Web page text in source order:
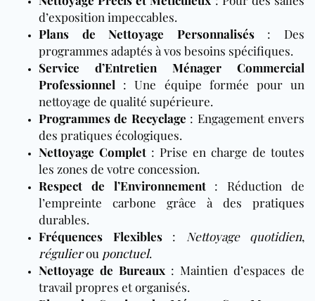
d’exposition impeccables.
Plans de Nettoyage Personnalisés: Des
programmes adaptés à vos besoins spécifiques.
Service d’Entretien Ménager Commercial
Professionnel : Une équipe formée pour un
nettoyage de qualité supérieure.
Programmes de Recyclage : Engagement envers
des pratiques écologiques.
Nettoyage Complet : Prise en charge de toutes
les zones de votre concession.
Respect de l’Environnement: Réduction de
l’empreinte carbone grâce à des pratiques
durables.
Fréquences Flexibles: Nettoyage quotidien,
régulierou ponctuel.
Nettoyage de Bureaux : Maintien d’espaces de
travail propres et organisés.